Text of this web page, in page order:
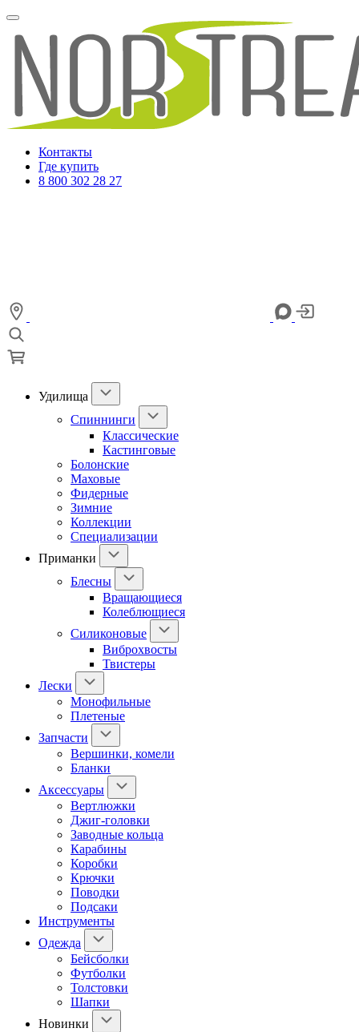
Контакты
Где купить
8 800 302 28 27
Удилища
Спиннинги
Классические
Кастинговые
Болонские
Маховые
Фидерные
Зимние
Коллекции
Специализации
Приманки
Блесны
Вращающиеся
Колеблющиеся
Силиконовые
Виброхвосты
Твистеры
Лески
Монофильные
Плетеные
Запчасти
Вершинки, комели
Бланки
Аксессуары
Вертлюжки
Джиг-головки
Заводные кольца
Карабины
Коробки
Крючки
Поводки
Подсаки
Инструменты
Одежда
Бейсболки
Футболки
Толстовки
Шапки
Новинки